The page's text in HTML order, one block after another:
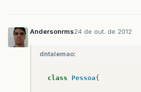
Andersonrms24 de out. de 2012
dntalemao:
class Pessoa{